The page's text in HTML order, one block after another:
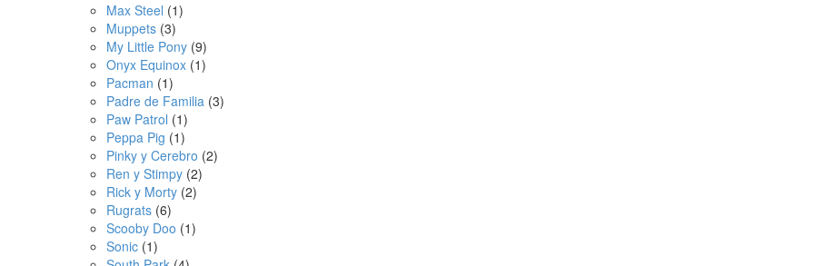
Max Steel (1)
Muppets (3)
My Little Pony (9)
Onyx Equinox (1)
Pacman (1)
Padre de Familia (3)
Paw Patrol (1)
Peppa Pig (1)
Pinky y Cerebro (2)
Ren y Stimpy (2)
Rick y Morty (2)
Rugrats (6)
Scooby Doo (1)
Sonic (1)